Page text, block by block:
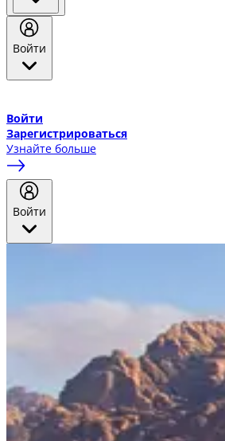
Войти
Войти
Зарегистрироваться
Узнайте больше
Войти